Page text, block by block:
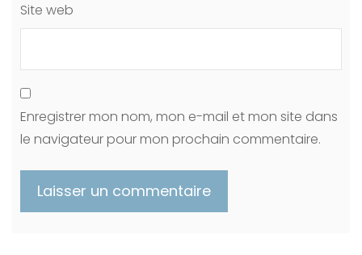
Site web
Enregistrer mon nom, mon e-mail et mon site dans
le navigateur pour mon prochain commentaire.